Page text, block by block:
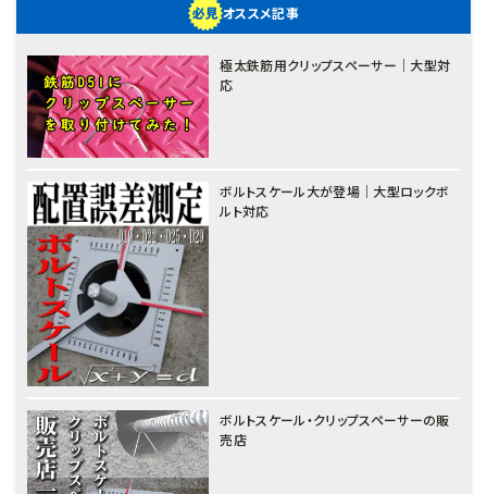
オススメ記事
極太鉄筋用クリップスペーサー｜大型対
応
ボルトスケール大が登場｜大型ロックボ
ルト対応
ボルトスケール・クリップスペーサーの販
売店